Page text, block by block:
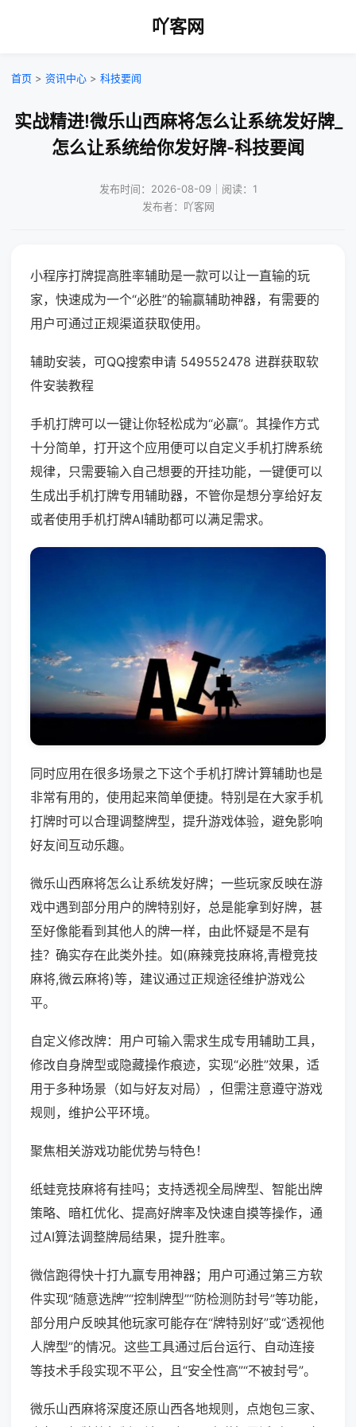
吖客网
首页 > 资讯中心 > 科技要闻
实战精进!微乐山西麻将怎么让系统发好牌_
怎么让系统给你发好牌-科技要闻
发布时间：2026-08-09｜阅读：1
发布者：吖客网
小程序打牌提高胜率辅助是一款可以让一直输的玩
家，快速成为一个“必胜”的输赢辅助神器，有需要的
用户可通过正规渠道获取使用。
辅助安装，可QQ搜索申请 549552478 进群获取软
件安装教程
手机打牌可以一键让你轻松成为“必赢”。其操作方式
十分简单，打开这个应用便可以自定义手机打牌系统
规律，只需要输入自己想要的开挂功能，一键便可以
生成出手机打牌专用辅助器，不管你是想分享给好友
或者使用手机打牌AI辅助都可以满足需求。
同时应用在很多场景之下这个手机打牌计算辅助也是
非常有用的，使用起来简单便捷。特别是在大家手机
打牌时可以合理调整牌型，提升游戏体验，避免影响
好友间互动乐趣。
微乐山西麻将怎么让系统发好牌；一些玩家反映在游
戏中遇到部分用户的牌特别好，总是能拿到好牌，甚
至好像能看到其他人的牌一样，由此怀疑是不是有
挂？确实存在此类外挂。如(麻辣竞技麻将,青橙竞技
麻将,微云麻将)等，建议通过正规途径维护游戏公
平。
自定义修改牌：用户可输入需求生成专用辅助工具，
修改自身牌型或隐藏操作痕迹，实现“必胜”效果，适
用于多种场景（如与好友对局），但需注意遵守游戏
规则，维护公平环境。
聚焦相关游戏功能优势与特色！
纸蛙竞技麻将有挂吗；支持透视全局牌型、智能出牌
策略、暗杠优化、提高好牌率及快速自摸等操作，通
过AI算法调整牌局结果，提升胜率。
微信跑得快十打九赢专用神器；用户可通过第三方软
件实现“随意选牌”“控制牌型”“防检测防封号”等功能，
部分用户反映其他玩家可能存在“牌特别好”或“透视他
人牌型”的情况。这些工具通过后台运行、自动连接
等技术手段实现不平公，且“安全性高”“不被封号”。
微乐山西麻将深度还原山西各地规则，点炮包三家、